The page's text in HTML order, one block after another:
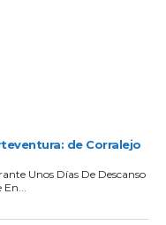
de Corralejo
Unos Días De Descanso
En...